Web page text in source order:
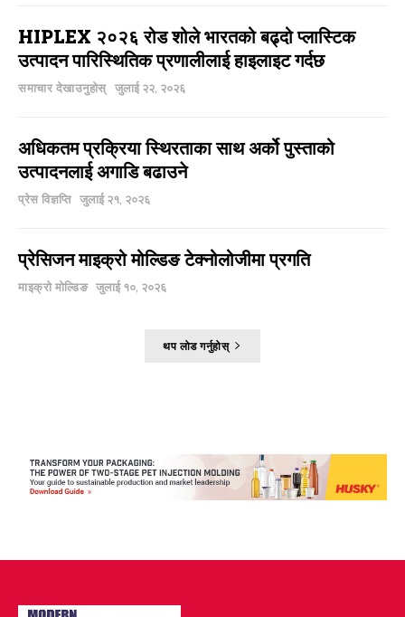
HIPLEX २०२६ रोड शोले भारतको बढ्दो प्लास्टिक
उत्पादन पारिस्थितिक प्रणालीलाई हाइलाइट गर्दछ
समाचार देखाउनुहोस् जुलाई २२, २०२६
अधिकतम प्रक्रिया स्थिरताका साथ अर्को पुस्ताको
उत्पादनलाई अगाडि बढाउने
प्रेस विज्ञप्ति जुलाई २१, २०२६
प्रेसिजन माइक्रो मोल्डिङ टेक्नोलोजीमा प्रगति
माइक्रो मोल्डिङ जुलाई १०, २०२६
थप लोड गर्नुहोस्